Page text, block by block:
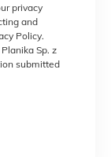
privacy
and
Policy.
Sp. z
submitted